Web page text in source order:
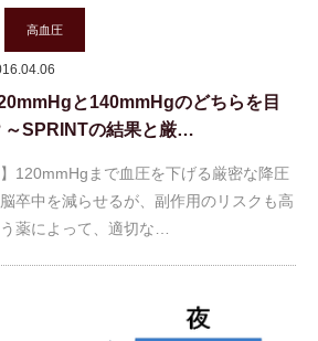
高血圧
と140mmHgのどちらを目
～SPRINTの結果と厳…
】120mmHgまで血圧を下げる厳密な降圧
卒中を減らせるが、副作用のリスクも高
薬によって、適切な…